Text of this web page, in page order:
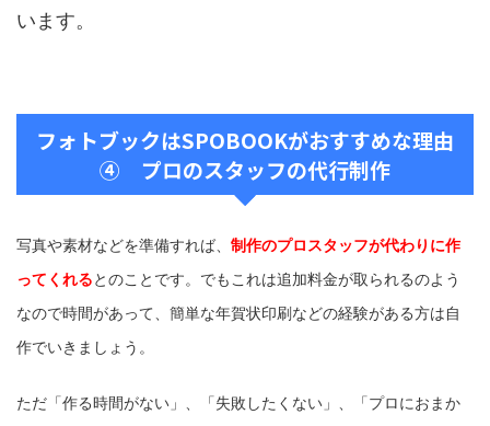
います。
フォトブックはSPOBOOKがおすすめな理由
④ プロのスタッフの代行制作
写真や素材などを準備すれば、 制作のプロスタッフが代わりに作
ってくれるとのことです。でもこれは追加料金が取られるのよう
なので時間があって、簡単な年賀状印刷などの経験がある方は自
作でいきましょう。
ただ「作る時間がない」、「失敗したくない」、「プロにおまか